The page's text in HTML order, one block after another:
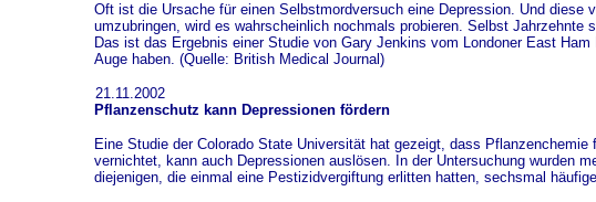
Oft ist die Ursache für einen Selbstmordversuch eine Depression. Und
umzubringen, wird es wahrscheinlich nochmals probieren. Selbst
Das ist das Ergebnis einer Studie von Gary Jenkins vom Londoner East
Auge haben. (Quelle: British Medical Journal)
21.11.2002
Pflanzenschutz kann Depressionen fördern
Eine Studie der Colorado State Universität hat gezeigt, dass
vernichtet, kann auch Depressionen auslösen. In der Untersuchung wurden
diejenigen, die einmal eine Pestizidvergiftung erlitten hatten, sechsmal